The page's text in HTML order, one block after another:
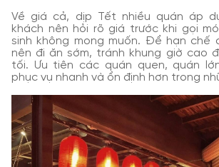
Về giá cả, dịp Tết nhiều quán áp
khách nên hỏi rõ giá trước khi gọi
sinh không mong muốn. Để hạn chế
nên đi ăn sớm, tránh khung giờ cao
tối. Ưu tiên các quán quen, quán
phục vụ nhanh và ổn định hơn trong